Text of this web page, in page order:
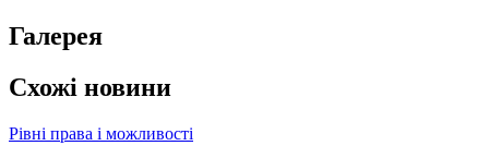
Галерея
Схожі новини
Рівні права і можливості